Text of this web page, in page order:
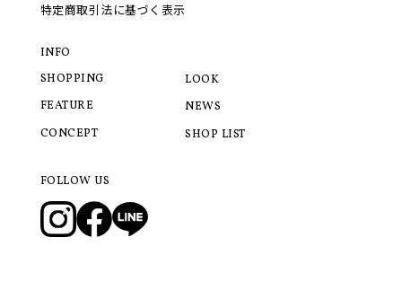
特定商取引法に基づく表示
INFO
SHOPPING
FEATURE
CONCEPT
LOOK
NEWS
SHOP LIST
FOLLOW US